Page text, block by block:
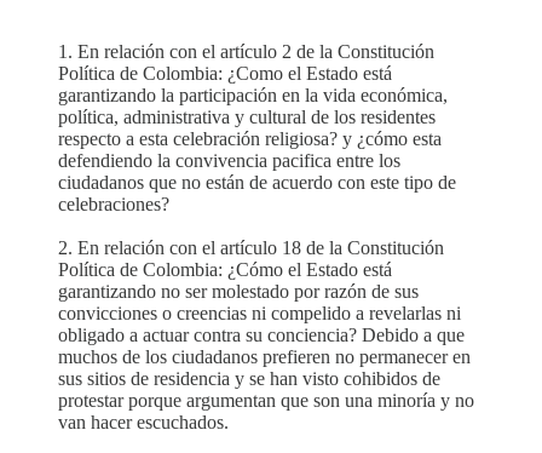
1. En relación con el artículo 2 de la Constitución
Política de Colombia: ¿Como el Estado está
garantizando la participación en la vida económica,
política, administrativa y cultural de los residentes
respecto a esta celebración religiosa? y ¿cómo esta
defendiendo la convivencia pacifica entre los
ciudadanos que no están de acuerdo con este tipo de
celebraciones?
2. En relación con el artículo 18 de la Constitución
Política de Colombia: ¿Cómo el Estado está
garantizando no ser molestado por razón de sus
convicciones o creencias ni compelido a revelarlas ni
obligado a actuar contra su conciencia? Debido a que
muchos de los ciudadanos prefieren no permanecer en
sus sitios de residencia y se han visto cohibidos de
protestar porque argumentan que son una minoría y no
van hacer escuchados.